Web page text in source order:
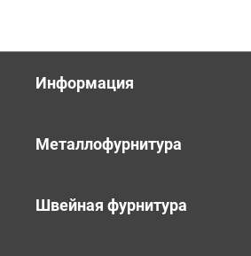
Информация
Металлофурнитура
Швейная фурнитура